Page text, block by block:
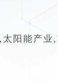
阳能产